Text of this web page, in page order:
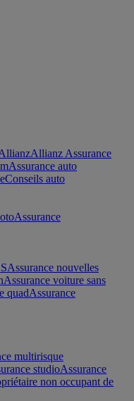
Allianz Assurance
Assurance auto
Conseils auto
Assurance
Assurance nouvelles
Assurance voiture sans
quadAssurance
multirisque
studioAssurance
non occupant de